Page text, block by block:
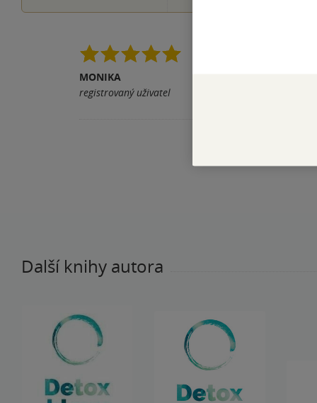
MONIKA
registrovaný uživatel
Je to úžasný
potřeba nezačínat
Další knihy autora